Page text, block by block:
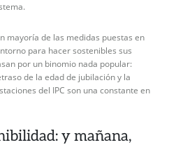
mayoría de las medidas puestas en
para hacer sostenibles sus
por un binomio nada popular:
de la edad de jubilación y la
del IPC son una constante en
y mañana,